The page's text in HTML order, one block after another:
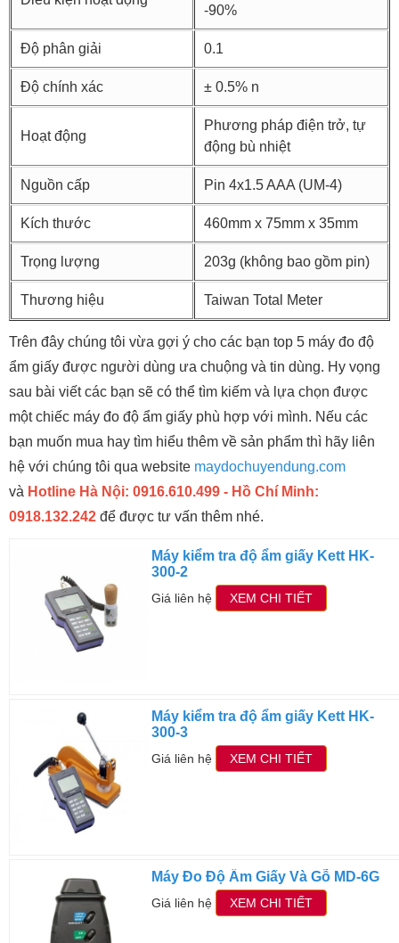
-90%
Độ phân giải 0.1
Độ chính xác ± 0.5% n
Hoạt động
Phương pháp điện trở, tự
động bù nhiệt
Nguồn cấp Pin 4x1.5 AAA (UM-4)
Kích thước 460mm x 75mm x 35mm
Trọng lượng 203g (không bao gồm pin)
Thương hiệu Taiwan Total Meter
Trên đây chúng tôi vừa gợi ý cho các bạn top 5 máy đo độ
ẩm giấy được người dùng ưa chuộng và tin dùng. Hy vọng
sau bài viết các bạn sẽ có thể tìm kiếm và lựa chọn được
một chiếc máy đo độ ẩm giấy phù hợp với mình. Nếu các
bạn muốn mua hay tìm hiểu thêm về sản phẩm thì hãy liên
hệ với chúng tôi qua website maydochuyendung.com
và Hotline Hà Nội: 0916.610.499 - Hồ Chí Minh:
0918.132.242 để được tư vấn thêm nhé.
Máy kiểm tra độ ẩm giấy Kett HK-
300-2
Giá liên hệ XEM CHI TIẾT
Máy kiểm tra độ ẩm giấy Kett HK-
300-3
Giá liên hệ XEM CHI TIẾT
Máy Đo Độ Ẩm Giấy Và Gỗ MD-6G
Giá liên hệ XEM CHI TIẾT